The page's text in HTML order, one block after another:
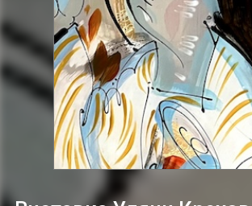
ДОВІДКА